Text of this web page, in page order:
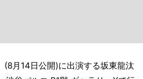
(8月14日公開)に出演する坂東龍汰